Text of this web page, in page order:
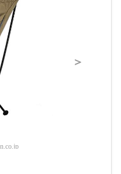
＞